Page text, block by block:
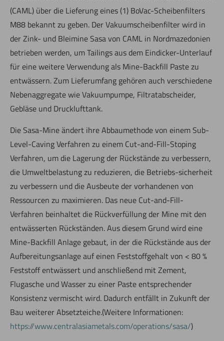
(CAML) über die Lieferung eines (1) BoVac-Scheibenfilters
M88 bekannt zu geben. Der Vakuumscheibenfilter wird in
der Zink- und Bleimine Sasa von CAML in Nordmazedonien
betrieben werden, um Tailings aus dem Eindicker-Unterlauf
für eine weitere Verwendung als Mine-Backfill Paste zu
entwässern. Zum Lieferumfang gehören auch verschiedene
Nebenaggregate wie Vakuumpumpe, Filtratabscheider,
Gebläse und Drucklufttank.
Die Sasa-Mine ändert ihre Abbaumethode von einem Sub-
Level-Caving Verfahren zu einem Cut-and-Fill-Stoping
Verfahren, um die Lagerung der Rückstände zu verbessern,
die Umweltbelastung zu reduzieren, die Betriebs-sicherheit
zu verbessern und die Ausbeute der vorhandenen von
Ressourcen zu maximieren. Das neue Cut-and-Fill-
Verfahren beinhaltet die Rückverfüllung der Mine mit den
entwässerten Rückständen. Aus diesem Grund wird eine
Mine-Backfill Anlage gebaut, in der die Rückstände aus der
Aufbereitungsanlage auf einen Feststoffgehalt von < 80 %
Feststoff entwässert und anschließend mit Zement,
Flugasche und Wasser zu einer Paste entsprechender
Konsistenz vermischt wird. Dadurch entfällt in Zukunft der
Bau weiterer Absetzteiche.(Weitere Informationen:
https://www.centralasiametals.com/operations/sasa/)